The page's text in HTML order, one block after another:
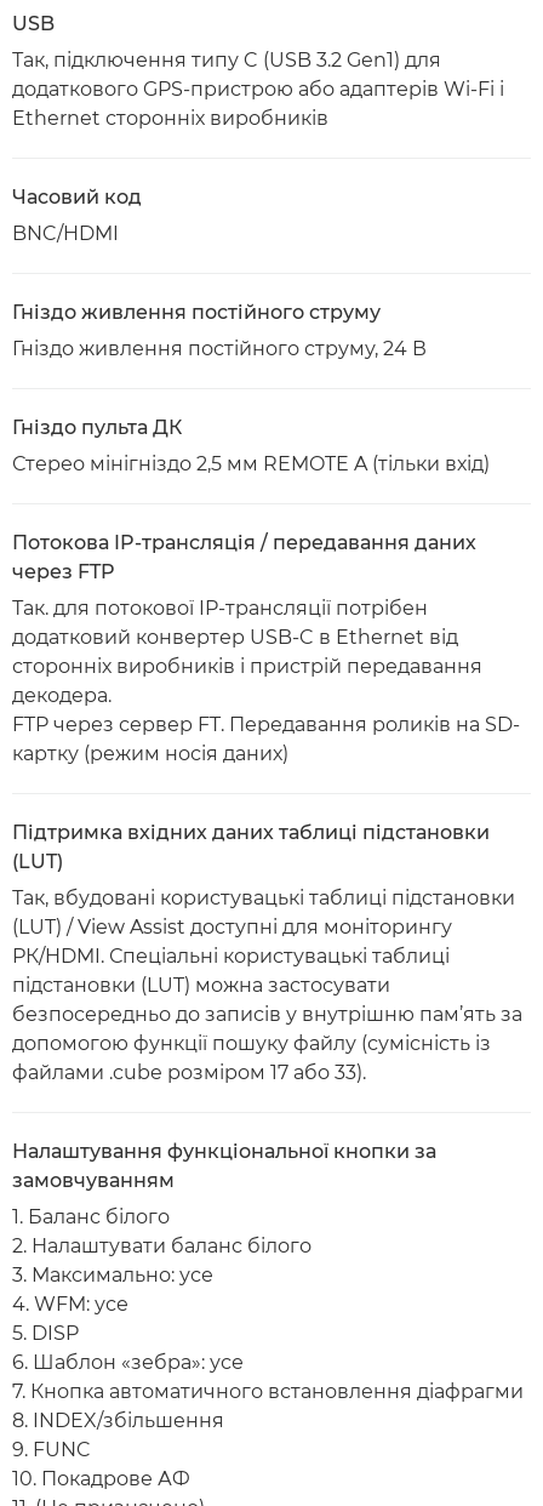
USB
Так, підключення типу C (USB 3.2 Gen1) для
додаткового GPS-пристрою або адаптерів Wi-Fi і
Ethernet сторонніх виробників
Часовий код
BNC/HDMI
Гніздо живлення постійного струму
Гніздо живлення постійного струму, 24 В
Гніздо пульта ДК
Стерео мінігніздо 2,5 мм REMOTE A (тільки вхід)
Потокова IP-трансляція / передавання даних
через FTP
Так. для потокової IP-трансляції потрібен
додатковий конвертер USB-C в Ethernet від
сторонніх виробників і пристрій передавання
декодера.
FTP через сервер FT. Передавання роликів на SD-
картку (режим носія даних)
Підтримка вхідних даних таблиці підстановки
(LUT)
Так, вбудовані користувацькі таблиці підстановки
(LUT) / View Assist доступні для моніторингу
РК/HDMI. Спеціальні користувацькі таблиці
підстановки (LUT) можна застосувати
безпосередньо до записів у внутрішню пам’ять за
допомогою функції пошуку файлу (сумісність із
файлами .cube розміром 17 або 33).
Налаштування функціональної кнопки за
замовчуванням
1. Баланс білого
2. Налаштувати баланс білого
3. Максимально: усе
4. WFM: усе
5. DISP
6. Шаблон «зебра»: усе
7. Кнопка автоматичного встановлення діафрагми
8. INDEX/збільшення
9. FUNC
10. Покадрове АФ